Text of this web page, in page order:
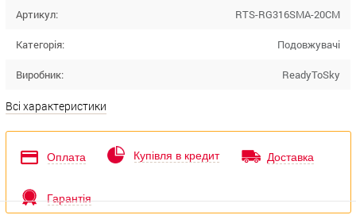
Артикул: RTS-RG316SMA-20CM
Категорія: Подовжувачі
Виробник: ReadyToSky
Всі характеристики
Оплата Купівля в кредит Доставка
Гарантія